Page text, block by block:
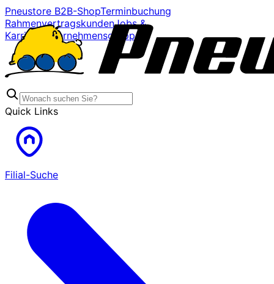
Pneustore B2B-ShopTerminbuchung
RahmenvertragskundenJobs &
Karriere
Unternehmensgruppe
Quick Links
Filial-Suche